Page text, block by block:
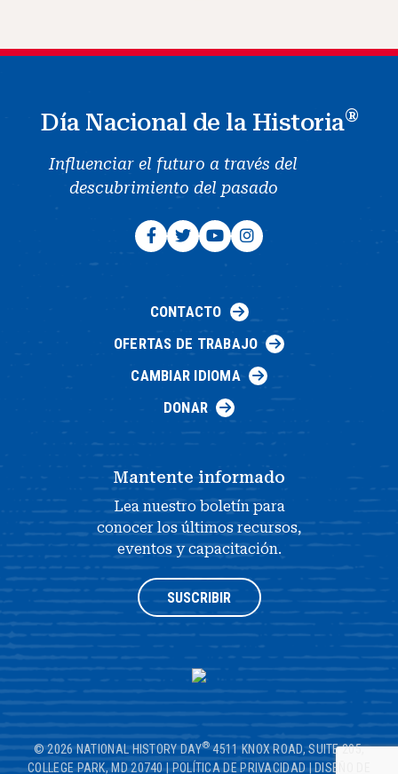
Día Nacional de la Historia®
Influenciar el futuro a través del
descubrimiento del pasado
CONTACTO
OFERTAS DE TRABAJO
CAMBIAR IDIOMA
DONAR
Mantente informado
Lea nuestro boletín para
conocer los últimos recursos,
eventos y capacitación.
SUSCRIBIR
© 2026 NATIONAL HISTORY DAY® 4511 KNOX ROAD, SUITE 205,
COLLEGE PARK, MD 20740|POLÍTICA DE PRIVACIDAD|DISEÑO DE